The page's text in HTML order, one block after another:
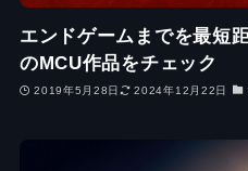
エンドゲームまでを最短
のMCU作品をチェック
2019年5月28日 2024年12月22日